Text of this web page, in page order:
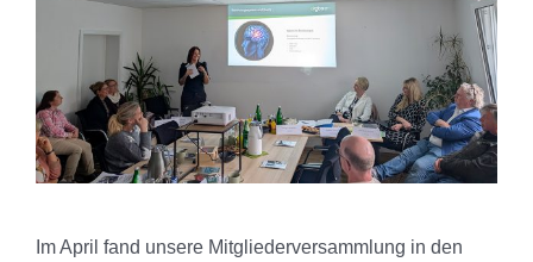
Im April fand unsere Mitgliederversammlung in den